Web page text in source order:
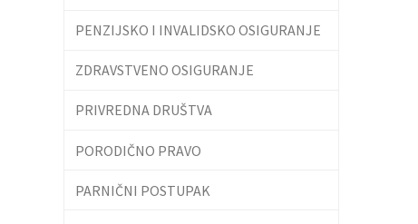
PENZIJSKO I INVALIDSKO OSIGURANJE
ZDRAVSTVENO OSIGURANJE
PRIVREDNA DRUŠTVA
PORODIČNO PRAVO
PARNIČNI POSTUPAK